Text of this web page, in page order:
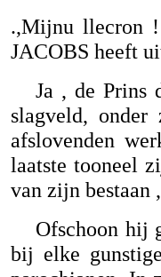
.,Mijnu llecron
JACOBS heeft
Ja , de Prins
slagveld,
afslovenden
laatste tooneel
van zijn bestaan
Ofschoon hij
bij elke